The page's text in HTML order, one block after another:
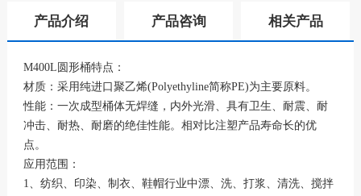
产品介绍 产品咨询 相关产品
M400L圆形桶特点：
材质：采用纯进口聚乙烯(Polyethyline简称PE)为主要原料。
性能：一次成型桶体无焊缝，内外光滑、具有卫生、耐震、耐
冲击、耐热、耐磨的绝佳性能。相对比注塑产品寿命长的优
点。
应用范围：
1、纺织、印染、制衣、鞋帽行业中漂、洗、打浆、清洗、搅拌